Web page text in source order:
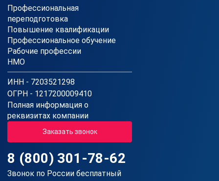
Профессиональная
переподготовка
Повышение квалификации
Профессиональное обучение
Рабочие профессии
НМО
ИНН - 7203521298
ОГРН - 1217200009410
Полная информация о
реквизитах компании
Заказать звонок
8 (800) 301-78-62
Звонок по России бесплатный